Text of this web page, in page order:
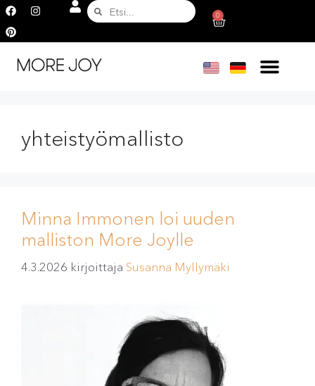
0
yhteistyömallisto
Minna Immonen loi uuden
malliston More Joylle
4.3.2026 kirjoittaja Susanna Myllymäki